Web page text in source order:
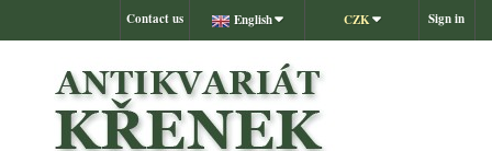
Sign in
CZK
English
Contact us